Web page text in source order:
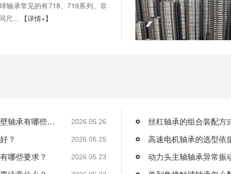
轴承常见的有718、719系列、非
尺...
【详情+】
薄壁角接触球轴承能用在机器人上吗？薄壁轴承有哪些优点？ 2026.05.26
？ 2026.05.25
哪些要求？ 2026.05.23
丝杠轴承的组合装配方
高速电机轴承的选型依
动力头主轴轴承异常振